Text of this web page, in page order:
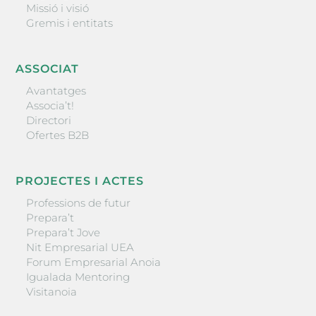
Missió i visió
Gremis i entitats
ASSOCIAT
Avantatges
Associa’t!
Directori
Ofertes B2B
PROJECTES I ACTES
Professions de futur
Prepara’t
Prepara’t Jove
Nit Empresarial UEA
Forum Empresarial Anoia
Igualada Mentoring
Visitanoia